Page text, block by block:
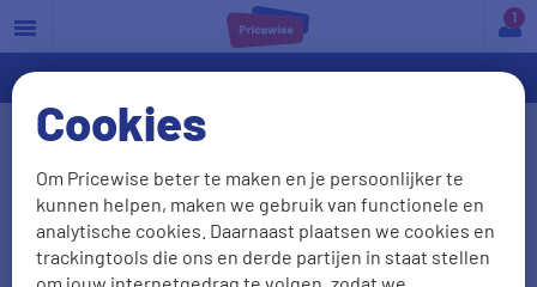
Cookies
Om Pricewise beter te maken en je persoonlijker te
kunnen helpen, maken we gebruik van functionele en
analytische cookies. Daarnaast plaatsen we cookies en
trackingtools die ons en derde partijen in staat stellen
a
afsluiten wanneer ik een
appartement heb?